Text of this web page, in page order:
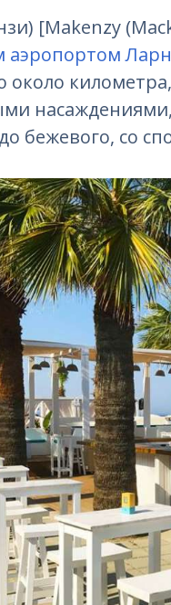
[Makenzy
бежевого, со